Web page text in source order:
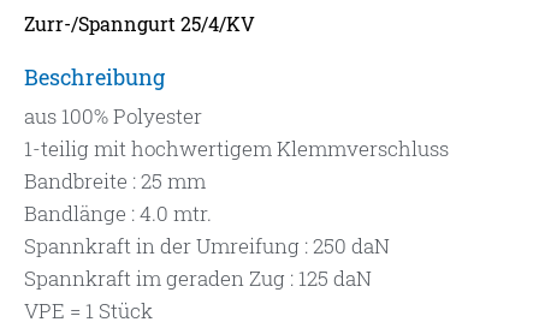
Zurr-/Spanngurt 25/4/KV
Beschreibung
aus 100% Polyester
1-teilig mit hochwertigem Klemmverschluss
Bandbreite : 25 mm
Bandlänge : 4.0 mtr.
Spannkraft in der Umreifung : 250 daN
Spannkraft im geraden Zug : 125 daN
VPE = 1 Stück